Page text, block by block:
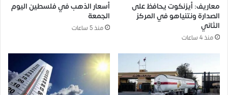
معاريف: أيزنكوت يحافظ على
الصدارة ونتنياهو في المركز
الثاني
منذ 4 ساعات
أسعار الذهب في فلسطين اليوم
الجمعة
منذ 5 ساعات